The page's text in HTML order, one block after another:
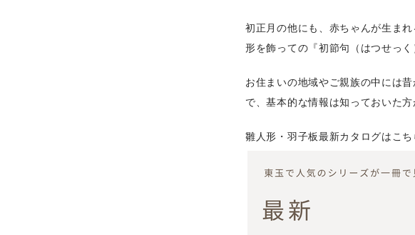
初正月の他にも、赤ちゃんが生ま
形を飾っての『初節句（はつせっ
お住まいの地域やご親族の中には
で、基本的な情報は知っておいた方
雛人形・羽子板最新カタログはこち